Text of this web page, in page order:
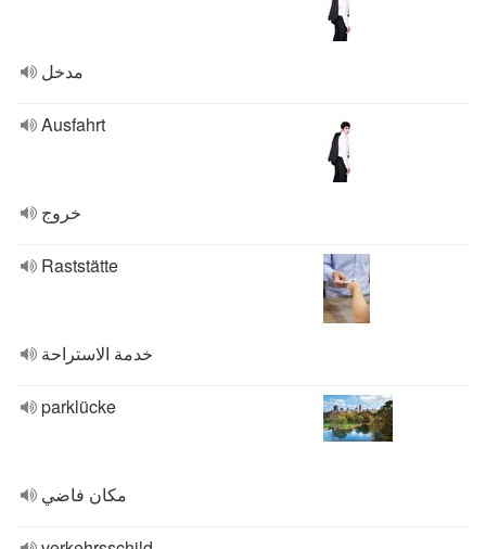
مدخل
Ausfahrt
خروج
Raststätte
خدمة الاستراحة
parklücke
مكان فاضي